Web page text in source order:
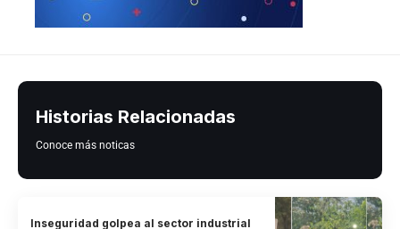
Historias Relacionadas
Conoce más noticas
Inseguridad golpea al sector industrial